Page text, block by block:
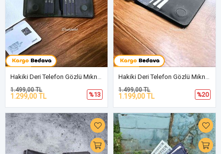
Hakiki Deri Telefon Gözlü Mıknatıslı Yeşil Cüzdan DD2725
1.299,00 TL
1.499,00 TL
%13
Hakiki Deri Telefon Gözlü Mıknatıslı Antrasit Cüzdan DD2727
1.199,00 TL
1.499,00 TL
%20